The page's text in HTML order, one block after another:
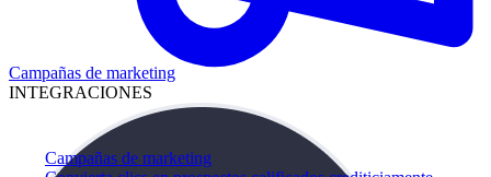
Campañas de marketing
Campañas de marketing
INTEGRACIONES